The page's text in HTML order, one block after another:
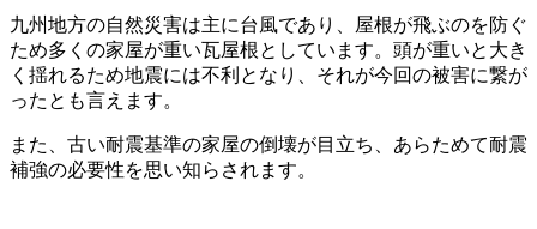
九州地方の自然災害は主に台風であり、屋根が飛ぶのを防ぐ
ため多くの家屋が重い瓦屋根としています。頭が重いと大き
く揺れるため地震には不利となり、それが今回の被害に繋が
ったとも言えます。
また、古い耐震基準の家屋の倒壊が目立ち、あらためて耐震
補強の必要性を思い知らされます。